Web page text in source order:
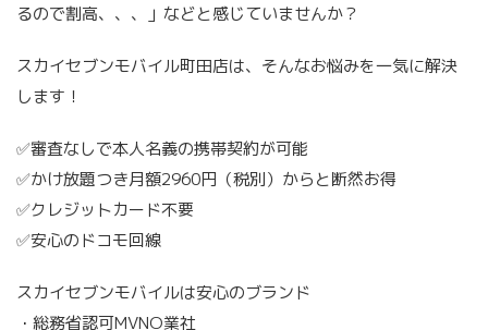
るので割高、、、」などと感じていませんか？
スカイセブンモバイル町田店は、そんなお悩みを一気に解決
します！
✅審査なしで本人名義の携帯契約が可能
✅かけ放題つき月額2960円（税別）からと断然お得
✅クレジットカード不要
✅安心のドコモ回線
スカイセブンモバイルは安心のブランド
・総務省認可MVNO業社